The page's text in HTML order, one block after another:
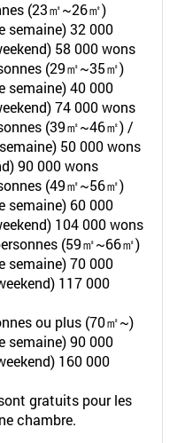
(23㎡~26㎡)
semaine) 32 000
58 000 wons
(29㎡~35㎡)
semaine) 40 000
74 000 wons
(39㎡~46㎡) /
50 000 wons
90 000 wons
(49㎡~56㎡)
semaine) 60 000
104 000 wons
(59㎡~66㎡)
semaine) 70 000
117 000
ou plus (70㎡~)
semaine) 90 000
160 000
gratuits pour les
chambre.